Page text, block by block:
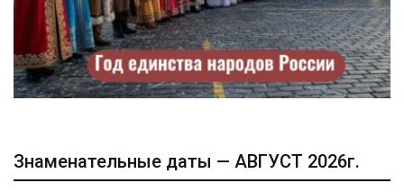
Знаменательные даты — АВГУСТ 2026г.